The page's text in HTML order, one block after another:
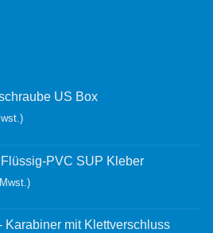
US Box
PVC SUP Kleber
Karabiner mit Klettverschluss